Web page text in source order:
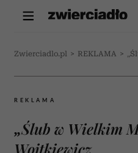
Zwierciadlo.pl > REKLAMA >
REKLAMA
„Ślub w Wielkim
Wojtkiewicz